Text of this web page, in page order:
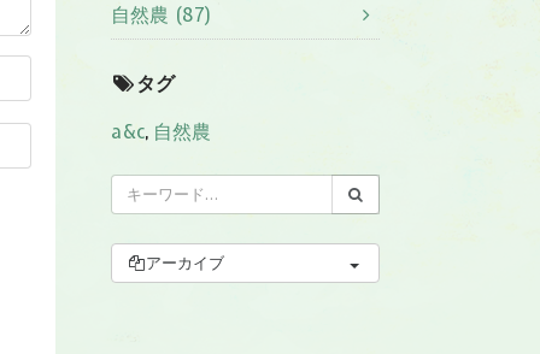
自然農 (87)
タグ
a&c, 自然農
アーカイブ